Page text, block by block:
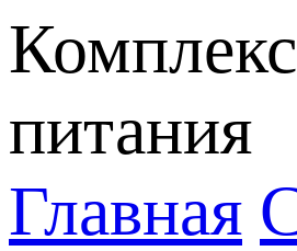
питания
Главная